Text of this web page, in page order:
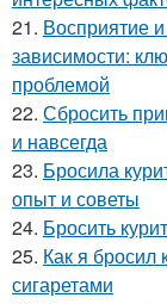
21. Восприятие
зависимости:
проблемой
22. Сбросить
и навсегда
23. Бросила
опыт и советы
24. Бросить
25. Как я бросил
сигаретами